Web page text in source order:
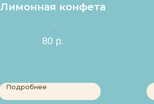
Лимонная конфета
80 р.
Подробнее